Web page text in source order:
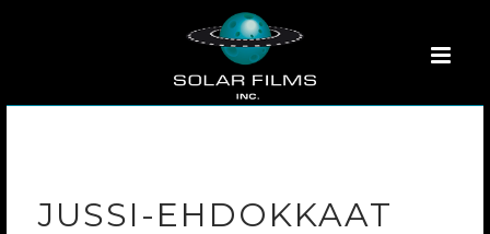
JUSSI-EHDOKKAAT